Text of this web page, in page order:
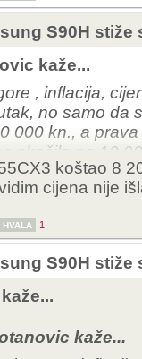
S90H
kaže...
, inflacija,
no samo da
000 kn., a
skočila na 12
narednih
pada, do
koštao 8
cijena nije
HVALA 1
S90H
kaže...